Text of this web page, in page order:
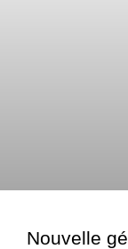
Nouvelle